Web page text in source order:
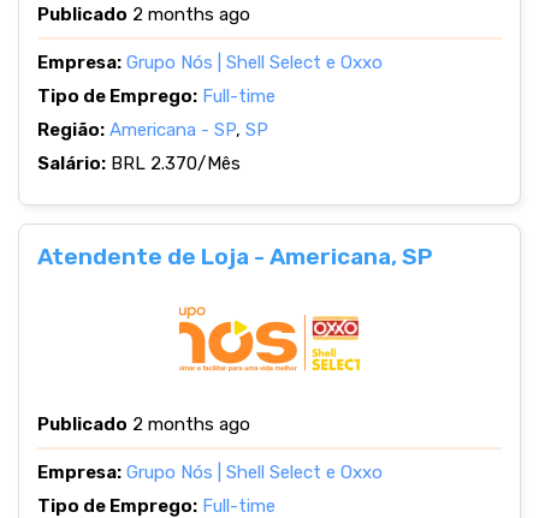
Publicado 2 months ago
Empresa: Grupo Nós | Shell Select e Oxxo
Tipo de Emprego: Full-time
Região: Americana - SP, SP
Salário: BRL 2.370/Mês
Atendente de Loja - Americana, SP
Publicado 2 months ago
Empresa: Grupo Nós | Shell Select e Oxxo
Tipo de Emprego: Full-time